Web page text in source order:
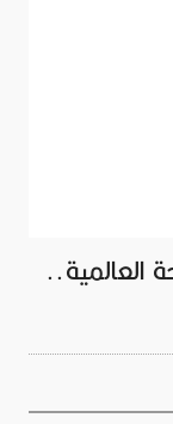
العالمية..